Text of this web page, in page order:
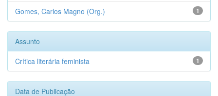
1
Gomes, Carlos Magno (Org.)
Assunto
1
Crítica literária feminista
Data de Publicação